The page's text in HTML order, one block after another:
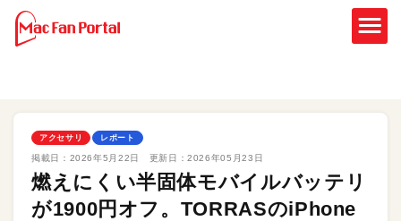
アクセサリ レポート
掲載日： 2026年5月22日 更新日：2026年05月23日
燃えにくい半固体モバイルバッテリ
が1900円オフ。TORRASのiPhone